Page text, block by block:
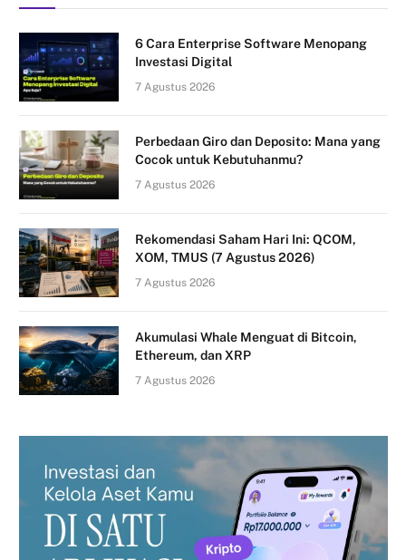
6 Cara Enterprise Software Menopang
Investasi Digital
7 Agustus 2026
Perbedaan Giro dan Deposito: Mana yang
Cocok untuk Kebutuhanmu?
7 Agustus 2026
Rekomendasi Saham Hari Ini: QCOM,
XOM, TMUS (7 Agustus 2026)
7 Agustus 2026
Akumulasi Whale Menguat di Bitcoin,
Ethereum, dan XRP
7 Agustus 2026